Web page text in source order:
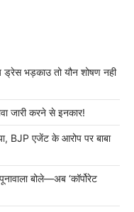
ड्रेस भड़काउ तो यौन शोषण नही
जारी करने से इनकार!
BJP एजेंट के आरोप पर बाबा
बोले—अब ‘कॉर्पोरेट